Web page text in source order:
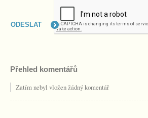
Přehled komentářů
Zatím nebyl vložen žádný komentář